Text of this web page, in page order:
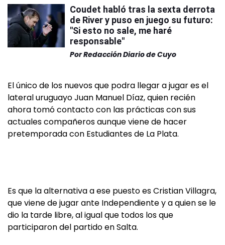
Coudet habló tras la sexta derrota
de River y puso en juego su futuro:
"Si esto no sale, me haré
responsable"
PorRedacción Diario de Cuyo
El único de los nuevos que podra llegar a jugar es el
lateral uruguayo Juan Manuel Díaz, quien recién
ahora tomó contacto con las prácticas con sus
actuales compañeros aunque viene de hacer
pretemporada con Estudiantes de La Plata.
Es que la alternativa a ese puesto es Cristian Villagra,
que viene de jugar ante Independiente y a quien se le
dio la tarde libre, al igual que todos los que
participaron del partido en Salta.